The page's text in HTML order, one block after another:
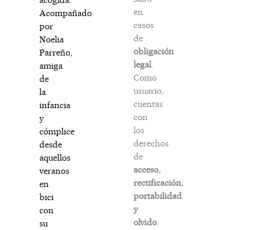
Acompañado
por
Noelia
Parreño,
amiga
de
la
infancia
y
cómplice
desde
aquellos
veranos
en
bici
con
su
en
casos
de
obligación
legal.
Como
usuario,
cuentas
con
los
derechos
de
acceso,
rectificación,
portabilidad
y
olvido.